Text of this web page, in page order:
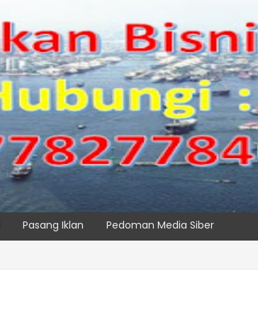
Pasang Iklan Pedoman Media Siber